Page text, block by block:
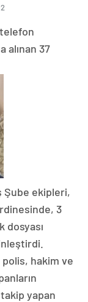
alınan 37
Şube ekipleri,
3
dosyası
hakim ve
yapan